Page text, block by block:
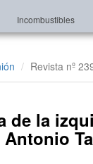
Incombustibles
Revista nº
de la